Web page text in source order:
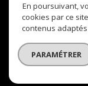
© 2026 | Tous
Nos honoraires
Plan
En poursuivant,
cookies par ce
contenus
PARAMÉTRER